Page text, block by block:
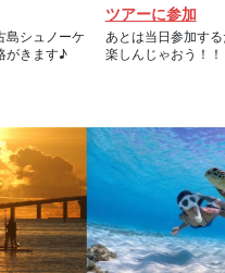
島シュノーケ
がきます♪
ツアーに参加
あとは当日参加す
楽しんじゃおう！！